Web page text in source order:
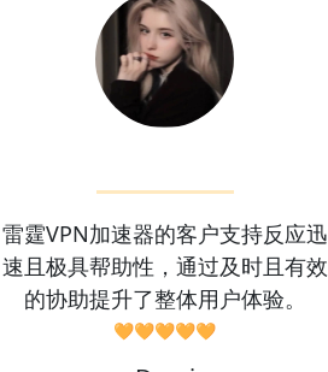
雷霆VPN加速器的客户支持反应迅
速且极具帮助性，通过及时且有效
的协助提升了整体用户体验。
🧡🧡🧡🧡🧡